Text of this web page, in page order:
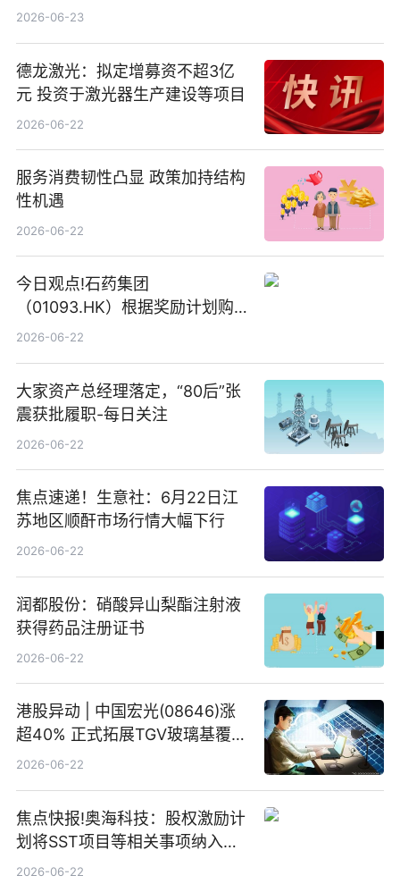
2026-06-23
德龙激光：拟定增募资不超3亿
元 投资于激光器生产建设等项目
2026-06-22
服务消费韧性凸显 政策加持结构
性机遇
2026-06-22
今日观点!石药集团
（01093.HK）根据奖励计划购
回580万股
2026-06-22
大家资产总经理落定，“80后”张
震获批履职-每日关注
2026-06-22
焦点速递！生意社：6月22日江
苏地区顺酐市场行情大幅下行
2026-06-22
润都股份：硝酸异山梨酯注射液
获得药品注册证书
2026-06-22
港股异动 | 中国宏光(08646)涨
超40% 正式拓展TGV玻璃基覆铜
板新材料业务
2026-06-22
焦点快报!奥海科技：股权激励计
划将SST项目等相关事项纳入专
项业务发展考核指标
2026-06-22